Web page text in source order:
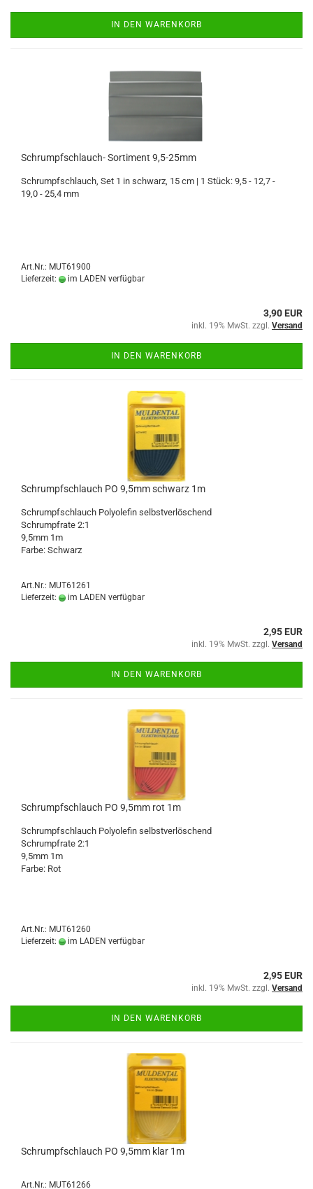
IN DEN WARENKORB
Schrumpfschlauch- Sortiment 9,5-25mm
Schrumpfschlauch, Set 1 in schwarz, 15 cm | 1 Stück: 9,5 - 12,7 -
19,0 - 25,4 mm
Art.Nr.: MUT61900
Lieferzeit:
im LADEN verfügbar
3,90 EUR
inkl. 19% MwSt. zzgl. Versand
IN DEN WARENKORB
Schrumpfschlauch PO 9,5mm schwarz 1m
Schrumpfschlauch Polyolefin selbstverlöschend
Schrumpfrate 2:1
9,5mm 1m
Farbe: Schwarz
Art.Nr.: MUT61261
Lieferzeit:
im LADEN verfügbar
2,95 EUR
inkl. 19% MwSt. zzgl. Versand
IN DEN WARENKORB
Schrumpfschlauch PO 9,5mm rot 1m
Schrumpfschlauch Polyolefin selbstverlöschend
Schrumpfrate 2:1
9,5mm 1m
Farbe: Rot
Art.Nr.: MUT61260
Lieferzeit:
im LADEN verfügbar
2,95 EUR
inkl. 19% MwSt. zzgl. Versand
IN DEN WARENKORB
Schrumpfschlauch PO 9,5mm klar 1m
Art.Nr.: MUT61266